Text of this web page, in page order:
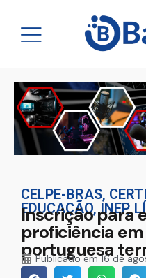
CELPE-BRAS,
EDUCAÇÃO,INEP,
Inscrição para
proficiência
portuguesa
Publicado em16 de